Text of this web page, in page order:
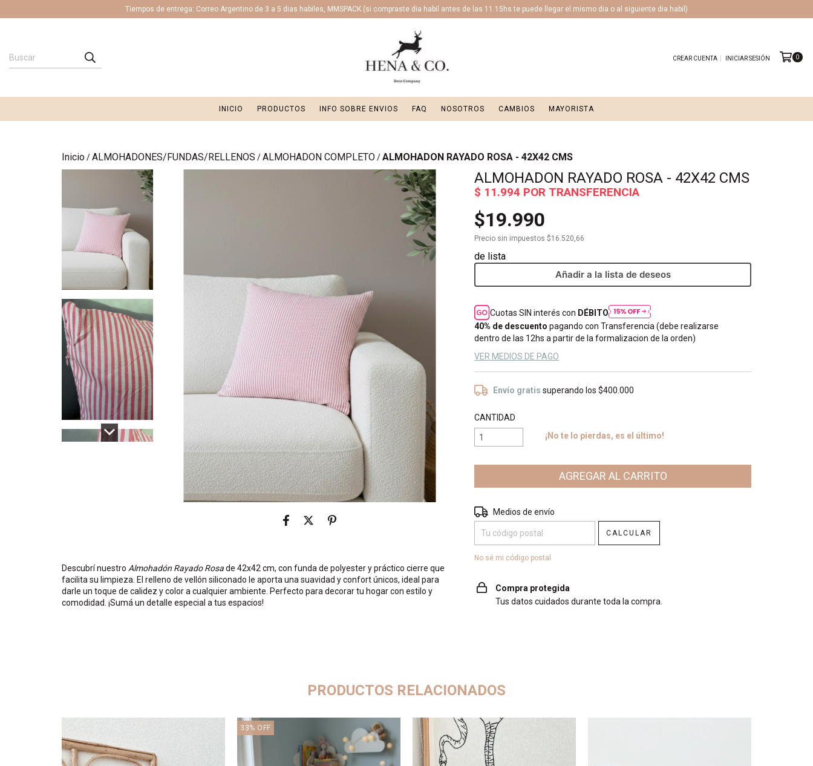
Tiempos de entrega: Correo Argentino de 3 a 5 dias habiles, MMSPACK (si compraste dia habil antes de las 11.15hs te puede llegar el mismo dia o al siguiente dia habil)
CREAR CUENTA INICIAR SESIÓN 0
INICIO PRODUCTOS INFO SOBRE ENVIOS FAQ NOSOTROS CAMBIOS MAYORISTA
Inicio/ALMOHADONES/FUNDAS/RELLENOS /ALMOHADON COMPLETO/ALMOHADON RAYADO ROSA - 42X42 CMS
Descubrí nuestro Almohadón Rayado Rosade 42x42 cm, con funda de polyester y práctico cierre que
facilita su limpieza. El relleno de vellón siliconado le aporta una suavidad y confort únicos, ideal para
darle un toque de calidez y color a cualquier ambiente. Perfecto para decorar tu hogar con estilo y
comodidad. ¡Sumá un detalle especial a tus espacios!
ALMOHADON RAYADO ROSA - 42X42 CMS
$19.990
Precio sin impuestos$16.520,66
Añadir a la lista de deseos
Cuotas SIN interés con DÉBITO
40% de descuento pagando con Transferencia (debe realizarse
dentro de las 12hs a partir de la formalizacion de la orden)
VER MEDIOS DE PAGO
Envío gratis superando los$400.000
CANTIDAD
¡No te lo pierdas, es el último!
Entregas para el CP:
Medios de envío
CALCULAR
No sé mi código postal
Compra protegida
Tus datos cuidados durante toda la compra.
PRODUCTOS RELACIONADOS
33% OFF